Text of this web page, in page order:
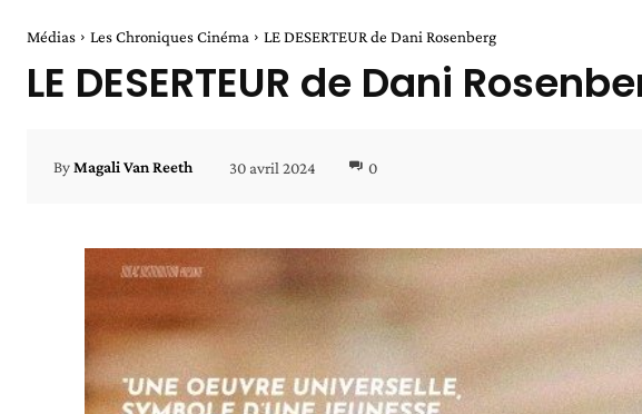
Médias Les Chroniques Cinéma LE DESERTEUR de Dani Rosenberg
LE DESERTEUR de Dani
ByMagali Van Reeth 30 avril 2024 0